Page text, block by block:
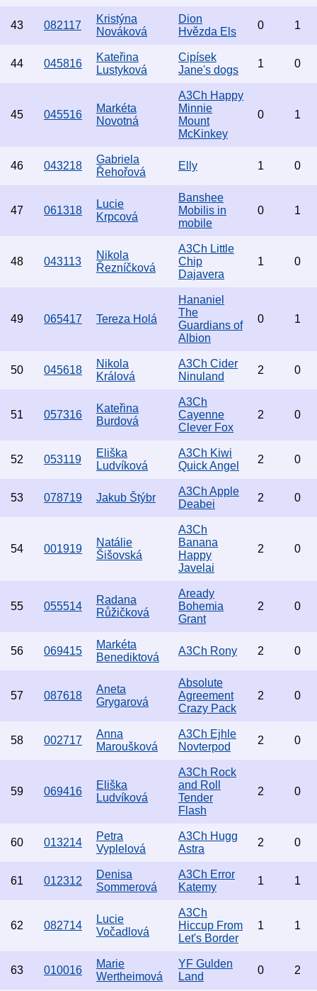
43 082117
Kristýna
Nováková
Dion
Hvězda Els
0 1
44 045816
Kateřina
Lustyková
Cipísek
Jane's dogs
1 0
45 045516
Markéta
Novotná
A3Ch Happy
Minnie
Mount
McKinkey
0 1
46 043218
Gabriela
Řehořová
Elly 1 0
47 061318
Lucie
Krpcová
Banshee
Mobilis in
mobile
0 1
48 043113
Nikola
Řezníčková
A3Ch Little
Chip
Dajavera
1 0
49 065417 Tereza Holá
Hananiel
The
Guardians of
Albion
0 1
50 045618
Nikola
Králová
A3Ch Cider
Ninuland
2 0
51 057316
Kateřina
Burdová
A3Ch
Cayenne
Clever Fox
2 0
52 053119
Eliška
Ludvíková
A3Ch Kiwi
Quick Angel
2 0
53 078719 Jakub Štýbr
A3Ch Apple
Deabei
2 0
54 001919
Natálie
Šišovská
A3Ch
Banana
Happy
Javelai
2 0
55 055514
Radana
Růžičková
Aready
Bohemia
Grant
2 0
56 069415
Markéta
Benediktová
A3Ch Rony 2 0
57 087618
Aneta
Grygarová
Absolute
Agreement
Crazy Pack
2 0
58 002717
Anna
Maroušková
A3Ch Ejhle
Novterpod
2 0
59 069416
Eliška
Ludvíková
A3Ch Rock
and Roll
Tender
Flash
2 0
60 013214
Petra
Vyplelová
A3Ch Hugg
Astra
2 0
61 012312
Denisa
Sommerová
A3Ch Error
Katemy
1 1
62 082714
Lucie
Vočadlová
A3Ch
Hiccup From
Let's Border
1 1
63 010016
Marie
Wertheimová
YF Gulden
Land
0 2